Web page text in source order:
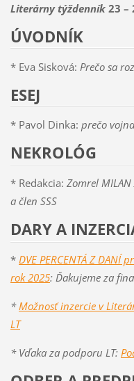
Literárny týždenník23 –
ÚVODNÍK
* Eva Sisková: Prečo sa
ESEJ
* Pavol Dinka: prečo
NEKROLÓG
* Redakcia: Zomrel MILAN
a člen SSS
DARY A
* DVE PERCENTÁ Z DANÍ
rok 2025: Ďakujeme za
* Možnosť inzercie v
LT
* Vďaka za podporu LT: